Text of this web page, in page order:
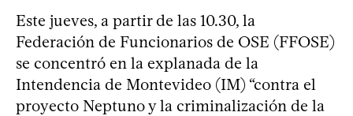
Este jueves, a partir de las 10.30, la
Federación de Funcionarios de OSE (FFOSE)
se concentró en la explanada de la
Intendencia de Montevideo (IM) “contra el
proyecto Neptuno y la criminalización de la